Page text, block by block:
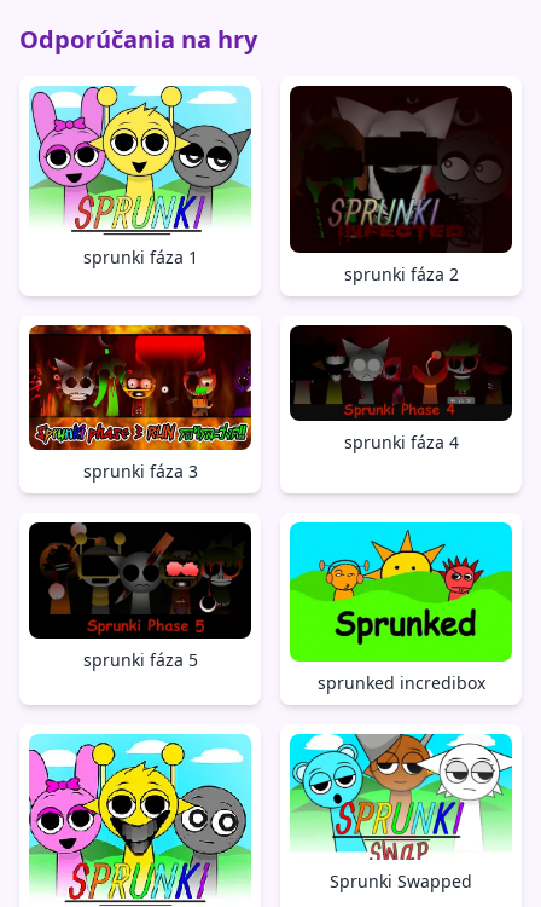
Odporúčania na hry
sprunki fáza 1
sprunki fáza 2
sprunki fáza 3
sprunki fáza 4
sprunki fáza 5
sprunked incredibox
Sprunki Swapped